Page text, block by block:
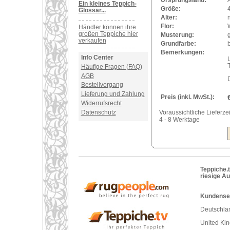
Ein kleines Teppich-
Glossar...
Händler können ihre
großen Teppiche hier
verkaufen
Info Center
Häufige Fragen (FAQ)
AGB
Bestellvorgang
Lieferung und Zahlung
Widerrufsrecht
Datenschutz
Größe:
Alter:
Flor:
Musterung:
Grundfarbe:
Bemerkungen:
Preis (inkl. MwSt.):
Voraussichtliche
4 - 8 Werktage
riesige
United